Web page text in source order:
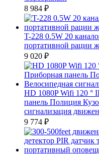
8 984 ₽
T-228 0.5W 20
портативной рации
9 020 ₽
HD 1080P Wifi 120 °
панель Полиция
сигнализация
9 774 ₽